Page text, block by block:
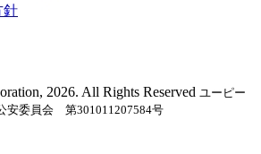
針
2026. All Rights Reserved ユーピー
安委員会 第301011207584号